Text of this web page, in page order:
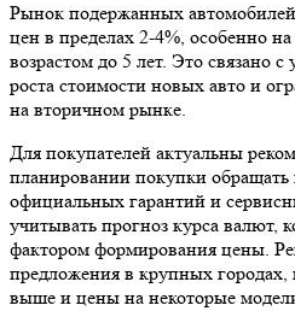
Рынок подержанных
цен в пределах 2-4%, особенно
возрастом до 5 лет. Это связано с
роста стоимости новых авто и
на вторичном рынке.
Для покупателей актуальны
планировании покупки
официальных гарантий и
учитывать прогноз курса валют,
фактором формирования цены.
предложения в крупных городах,
выше и цены на некоторые